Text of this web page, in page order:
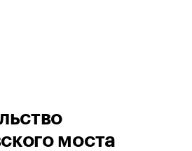
моста